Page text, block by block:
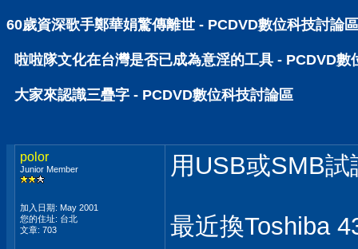
60歲資深歌手鄭華娟驚傳離世 - PCDVD數位科技討論區
啦啦隊文化在台灣是否已成為意淫的工具 - PCDVD數
大家來認識三疊字 - PCDVD數位科技討論區
polor
Junior Member
加入日期: May 2001
您的住址: 台北
文章: 703
用USB或SMB
最近換Toshiba